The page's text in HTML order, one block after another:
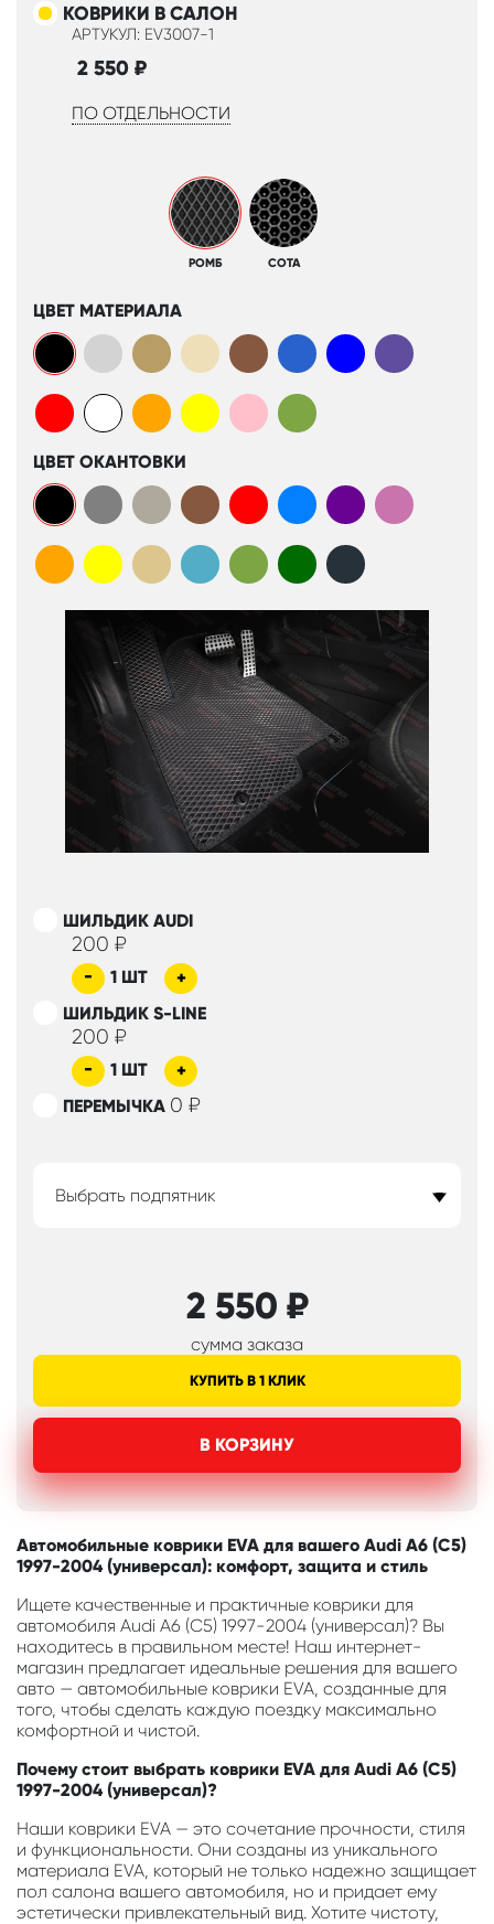
КОВРИКИ В САЛОН
АРТУКУЛ: EV3007-1
2 550 ₽
ПО ОТДЕЛЬНОСТИ
РОМБ СОТА
ЦВЕТ МАТЕРИАЛА
ЦВЕТ ОКАНТОВКИ
ШИЛЬДИК AUDI
200 ₽
- 1 ШТ
+
ШИЛЬДИК S-LINE
200 ₽
- 1 ШТ
+
ПЕРЕМЫЧКА 0 ₽
Выбрать подпятник
2 550 ₽
сумма заказа
КУПИТЬ В 1 КЛИК
В КОРЗИНУ
Автомобильные коврики EVA для вашего Audi A6 (C5)
1997-2004 (универсал): комфорт, защита и стиль
Ищете качественные и практичные коврики для
автомобиля Audi A6 (C5) 1997-2004 (универсал)? Вы
находитесь в правильном месте! Наш интернет-
магазин предлагает идеальные решения для вашего
авто — автомобильные коврики EVA, созданные для
того, чтобы сделать каждую поездку максимально
комфортной и чистой.
Почему стоит выбрать коврики EVA для Audi A6 (C5)
1997-2004 (универсал)?
Наши коврики EVA — это сочетание прочности, стиля
и функциональности. Они созданы из уникального
материала EVA, который не только надежно защищает
пол салона вашего автомобиля, но и придает ему
эстетически привлекательный вид. Хотите чистоту,